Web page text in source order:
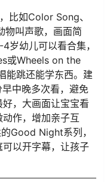
比如Color Song、
叫声歌，画面简
岁幼儿可以看合集，
或Wheels on the
能跳还能学东西。建
中晚多次看，避免
，大画面让宝宝看
作，增加亲子互
Good Night系列，
以开字幕，让孩子